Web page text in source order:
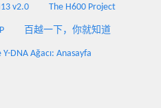
v2.0 The H600 Project
百越一下，你就知道
Y-DNA Ağacı: Anasayfa